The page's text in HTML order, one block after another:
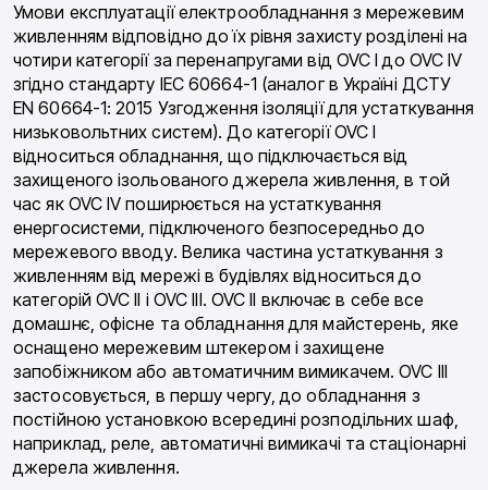
Умови експлуатації електрообладнання з мережевим
живленням відповідно до їх рівня захисту розділені на
чотири категорії за перенапругами від OVC I до OVC IV
згідно стандарту IEC 60664-1 (аналог в Україні ДСТУ
EN 60664-1: 2015 Узгодження ізоляції для устаткування
низьковольтних систем). До категорії OVC I
відноситься обладнання, що підключається від
захищеного ізольованого джерела живлення, в той
час як OVC IV поширюється на устаткування
енергосистеми, підключеного безпосередньо до
мережевого вводу. Велика частина устаткування з
живленням від мережі в будівлях відноситься до
категорій OVC II і OVC III. OVC II включає в себе все
домашнє, офісне та обладнання для майстерень, яке
оснащено мережевим штекером і захищене
запобіжником або автоматичним вимикачем. OVC III
застосовується, в першу чергу, до обладнання з
постійною установкою всередині розподільних шаф,
наприклад, реле, автоматичні вимикачі та стаціонарні
джерела живлення.